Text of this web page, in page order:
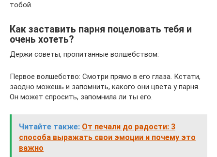
тобой.
Как заставить парня поцеловать тебя и
очень хотеть?
Держи советы, пропитанные волшебством:
Первое волшебство: Смотри прямо в его глаза. Кстати,
заодно можешь и запомнить, какого они цвета у парня.
Он может спросить, запомнила ли ты его.
Читайте также: От печали до радости: 3
способа выражать свои эмоции и почему это
важно